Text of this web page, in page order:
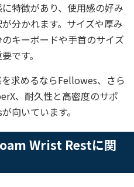
特徴があり、使用感の好み
分かれます。サイズや厚み
キーボードや手首のサイズ
です。
求めるならFellowes、さら
、耐久性と高密度のサポ
向いています。
Wrist Restに関